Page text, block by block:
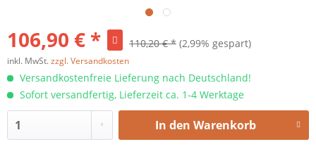
106,90 € * 110,20 € * (2,99% gespart)
inkl. MwSt.zzgl. Versandkosten
Versandkostenfreie Lieferung nach Deutschland!
Sofort versandfertig, Lieferzeit ca. 1-4 Werktage
In den Warenkorb